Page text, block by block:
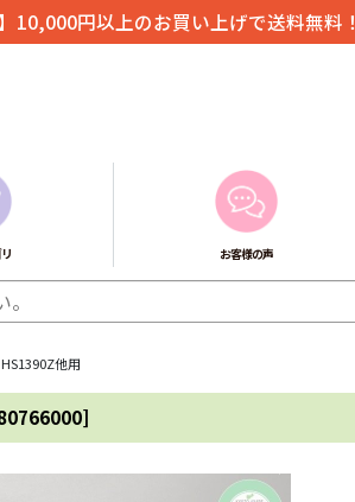
10,000円以上のお買い上げで送料無料！
お客様の声
他用
]